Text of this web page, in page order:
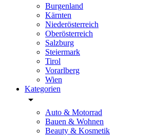
Burgenland
Kärnten
Niederösterreich
Oberösterreich
Salzburg
Steiermark
Tirol
Vorarlberg
Wien
Kategorien
arrow_drop_down
Auto & Motorrad
Bauen & Wohnen
Beauty & Kosmetik